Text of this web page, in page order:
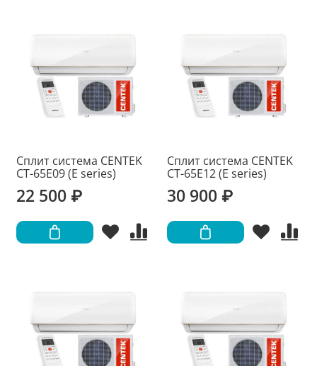
Сплит система CENTEK
CT-65E09 (E series)
22 500 ₽
Сплит система CENTEK
CT-65E12 (E series)
30 900 ₽